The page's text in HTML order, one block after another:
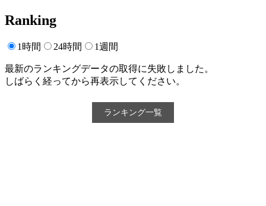
Ranking
1時間 24時間 1週間
最新のランキングデータの取得に失敗しました。
しばらく経ってから再表示してください。
ランキング一覧